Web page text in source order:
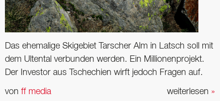
Das ehemalige Skigebiet Tarscher Alm in Latsch soll mit
dem Ultental verbunden werden. Ein Millionenprojekt.
Der Investor aus Tschechien wirft jedoch Fragen auf.
weiterlesen »
von ff media